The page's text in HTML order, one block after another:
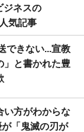
ジネスの
人気記事
できない...宣教
」と書かれた豊
い方がわからな
「鬼滅の刃が